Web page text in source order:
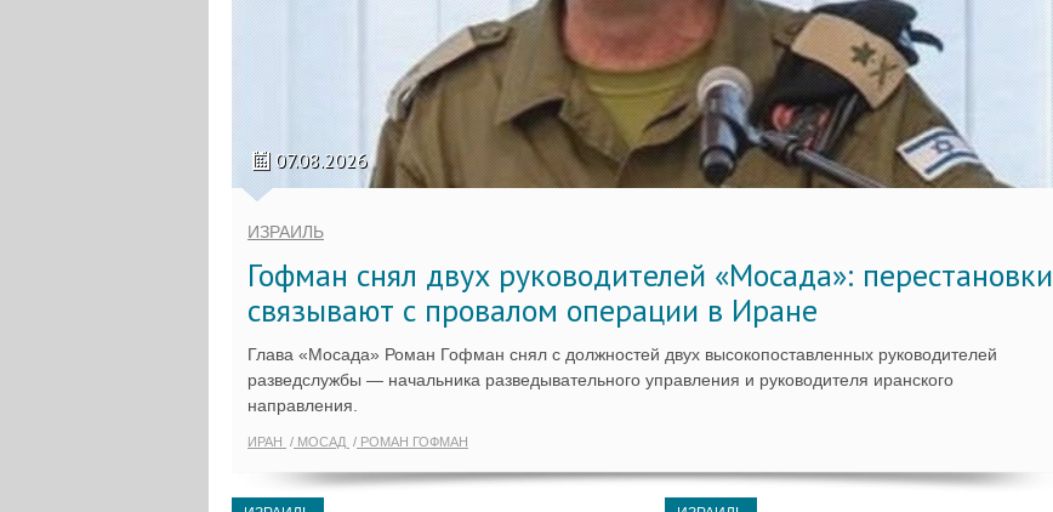
07.08.2026
ИЗРАИЛЬ
Гофман снял двух руководителей «Мосада»: перестановки
связывают с провалом операции в Иране
Глава «Мосада» Роман Гофман снял с должностей двух высокопоставленных руководителей
разведслужбы — начальника разведывательного управления и руководителя иранского
направления.
ИРАН МОСАД РОМАН ГОФМАН